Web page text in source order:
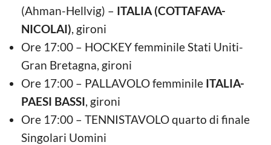
(Ahman-Hellvig) – ITALIA (COTTAFAVA-
NICOLAI), gironi
Ore 17:00 – HOCKEY femminile Stati Uniti-
Gran Bretagna, gironi
Ore 17:00 – PALLAVOLO femminile ITALIA-
PAESI BASSI, gironi
Ore 17:00 – TENNISTAVOLO quarto di finale
Singolari Uomini